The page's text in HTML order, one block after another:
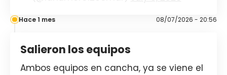
Hace 1 mes 08/07/2026 - 20:56
Salieron los equipos
Ambos equipos en cancha, ya se viene el